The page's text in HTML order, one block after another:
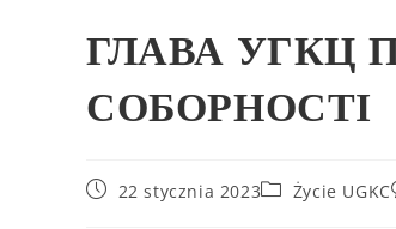
ГЛАВА УГКЦ
СОБОРНОСТІ
22 stycznia 2023 Życie UGKC